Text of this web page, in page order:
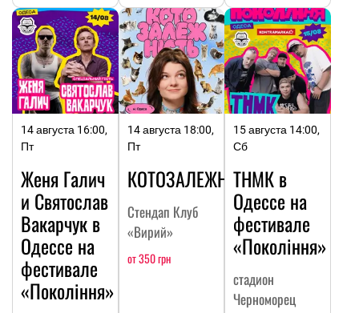
14 августа 16:00,
Пт
Женя Галич
и Святослав
Вакарчук в
Одессе на
фестивале
«Покоління»
14 августа 18:00,
Пт
КОТОЗАЛЕЖНОСТЬ
Стендап Клуб
«Вирий»
от 350 грн
15 августа 14:00,
Сб
ТНМК в
Одессе на
фестивале
«Покоління»
стадион
Черноморец